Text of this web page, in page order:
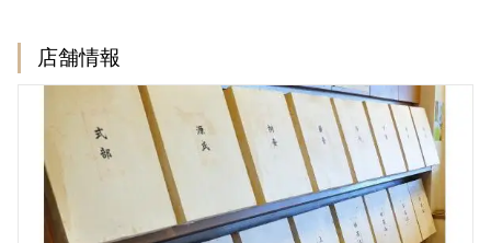
店舗情報